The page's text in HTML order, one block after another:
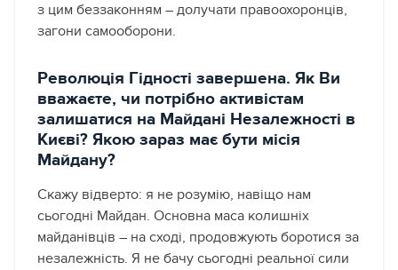
з цим беззаконням – долучати правоохоронців,
загони самооборони.
Революція Гідності завершена. Як Ви
вважаєте, чи потрібно активістам
залишатися на Майдані Незалежності в
Києві? Якою зараз має бути місія
Майдану?
Скажу відверто: я не розумію, навіщо нам
сьогодні Майдан. Основна маса колишніх
майданівців – на сході, продовжують боротися за
незалежність. Я не бачу сьогодні реальної сили